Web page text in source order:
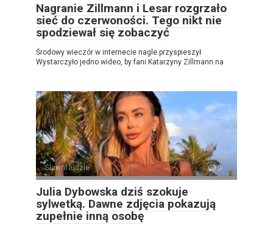
Nagranie Zillmann i Lesar rozgrzało
sieć do czerwoności. Tego nikt nie
spodziewał się zobaczyć
Środowy wieczór w internecie nagle przyspieszył.
Wystarczyło jedno wideo, by fani Katarzyny Zillmann na
Sławni ludzie 0
Julia Dybowska dziś szokuje
sylwetką. Dawne zdjęcia pokazują
zupełnie inną osobę